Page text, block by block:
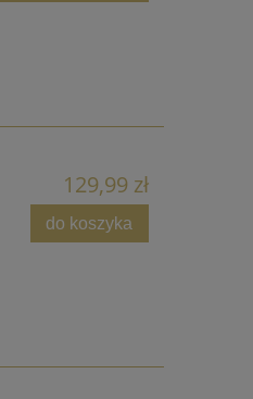
129,99 zł
do koszyka